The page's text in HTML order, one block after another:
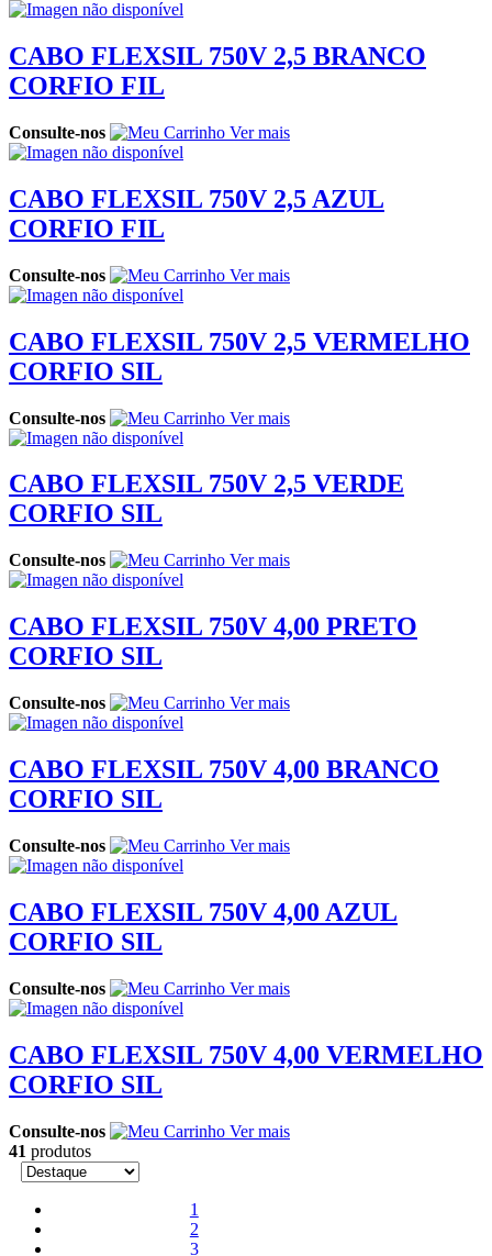
CABO FLEXSIL 750V 2,5 BRANCO
CORFIO FIL
Consulte-nos Ver mais
CABO FLEXSIL 750V 2,5 AZUL
CORFIO FIL
Consulte-nos Ver mais
CABO FLEXSIL 750V 2,5 VERMELHO
CORFIO SIL
Consulte-nos Ver mais
CABO FLEXSIL 750V 2,5 VERDE
CORFIO SIL
Consulte-nos Ver mais
CABO FLEXSIL 750V 4,00 PRETO
CORFIO SIL
Consulte-nos Ver mais
CABO FLEXSIL 750V 4,00 BRANCO
CORFIO SIL
Consulte-nos Ver mais
CABO FLEXSIL 750V 4,00 AZUL
CORFIO SIL
Consulte-nos Ver mais
CABO FLEXSIL 750V 4,00 VERMELHO
CORFIO SIL
Consulte-nos
Ver mais
41 produtos
1
2
3